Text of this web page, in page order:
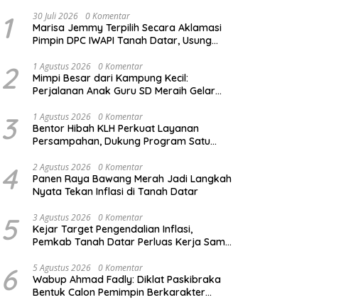
1 30 Juli 2026 0 Komentar
Marisa Jemmy Terpilih Secara Aklamasi
Pimpin DPC IWAPI Tanah Datar, Usung
Saing
2 1 Agustus 2026 0 Komentar
Mimpi Besar dari Kampung Kecil:
Perjalanan Anak Guru SD Meraih Gelar
3 1 Agustus 2026 0 Komentar
Bentor Hibah KLH Perkuat Layanan
Persampahan, Dukung Program Satu
4 2 Agustus 2026 0 Komentar
Panen Raya Bawang Merah Jadi Langkah
Nyata Tekan Inflasi di Tanah Datar
5 3 Agustus 2026 0 Komentar
Kejar Target Pengendalian Inflasi,
Pemkab Tanah Datar Perluas Kerja Sama
6 5 Agustus 2026 0 Komentar
Wabup Ahmad Fadly: Diklat Paskibraka
Bentuk Calon Pemimpin Berkarakter